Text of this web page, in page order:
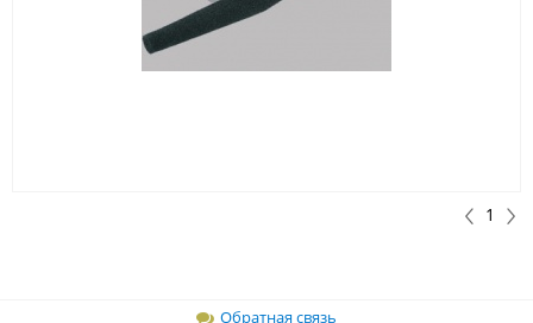
1
Обратная связь